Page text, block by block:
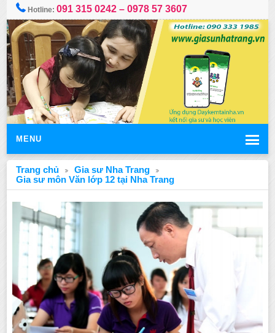
Hotline:091 315 0242 – 0978 57 3607
MENU
Trang chủ
Gia sư Nha Trang
Gia sư môn Văn lớp 12 tại Nha Trang